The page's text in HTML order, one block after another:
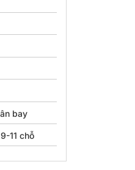
bay
11 chỗ